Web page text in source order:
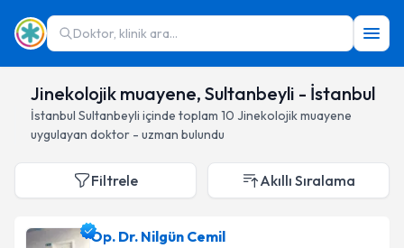
Doktor, klinik ara...
Jinekolojik muayene, Sultanbeyli - İstanbul
İstanbul Sultanbeyli içinde toplam 10 Jinekolojik muayene
uygulayan doktor - uzman bulundu
Filtrele Akıllı Sıralama
Op. Dr. Nilgün Cemil